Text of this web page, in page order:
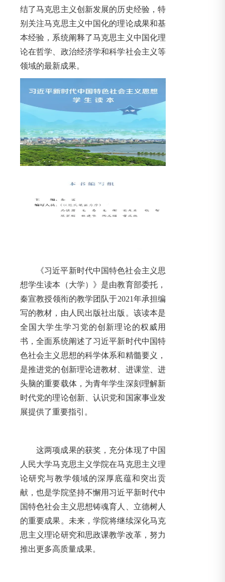
结了马克思主义创新发展的历史经验，特
别关注马克思主义中国化的理论成果和基
本经验，系统阐释了马克思主义中国化理
论在哲学、政治经济学和科学社会主义等
领域的最新成果。
《习近平新时代中国特色社会主义思
想学生读本（大学）》是由教育部委托，
秦宣教授领衔的教学团队于2021年承担编
写的教材，由人民出版社出版。该读本是
全国大学生学习党的创新理论的权威用
书，全面系统阐述了习近平新时代中国特
色社会主义思想的科学体系和精髓要义，
是推进党的创新理论进教材、进课堂、进
头脑的重要载体，为青年学生深刻理解新
时代党的理论创新、认识党和国家事业发
展提供了重要指引。
这两项成果的获奖，充分体现了中国
人民大学马克思主义学院在马克思主义理
论研究与教学领域的深厚底蕴和突出贡
献，也是学院坚持不懈用习近平新时代中
国特色社会主义思想铸魂育人、立德树人
的重要成果。未来，学院将继续深化马克
思主义理论研究和思政课教学改革，努力
推出更多高质量成果。